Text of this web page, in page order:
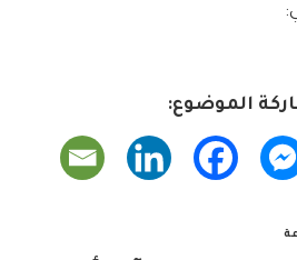
الموضوع: